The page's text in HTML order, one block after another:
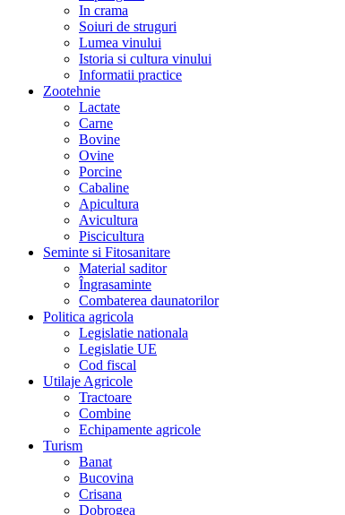
In crama
Soiuri de struguri
Lumea vinului
Istoria si cultura vinului
Informatii practice
Zootehnie
Lactate
Carne
Bovine
Ovine
Porcine
Cabaline
Apicultura
Avicultura
Piscicultura
Seminte si Fitosanitare
Material saditor
Îngrasaminte
Combaterea daunatorilor
Politica agricola
Legislatie nationala
Legislatie UE
Cod fiscal
Utilaje Agricole
Tractoare
Combine
Echipamente agricole
Turism
Banat
Bucovina
Crisana
Dobrogea